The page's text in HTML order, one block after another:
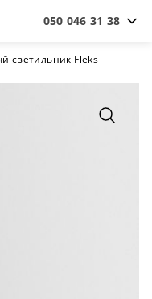
050 046 31 38
светильник Fleks